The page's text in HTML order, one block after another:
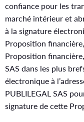
confiance pour les
marché intérieur et
à la signature
Proposition
Proposition
SAS dans les plus
électronique à
PUBLILEGAL SAS
signature de cette